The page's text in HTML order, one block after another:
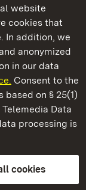
website
cookies that
In addition, we
anonymized
in our data
Consent to the
on § 25(1)
Data
processing is
cookies
Wuerttemberg